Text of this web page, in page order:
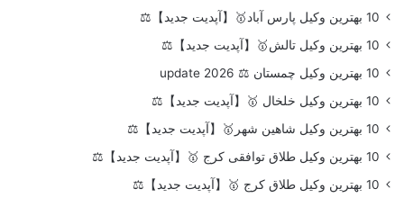
10 بهترین وکیل پارس آباد🥇【آپدیت جدید】⚖️
10 بهترین وکیل تالش🥇【آپدیت جدید】⚖️
10 بهترین وکیل چمستان ⚖️ update 2026
10 بهترین وکیل خلخال 🥇【آپدیت جدید】⚖️
10 بهترین وکیل شاهین شهر🥇【آپدیت جدید】⚖️
10 بهترین وکیل طلاق توافقی کرج 🥇【آپدیت جدید】⚖️
10 بهترین وکیل طلاق کرج 🥇【آپدیت جدید】⚖️